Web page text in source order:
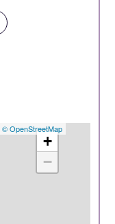
+
−
© OpenStreetMap